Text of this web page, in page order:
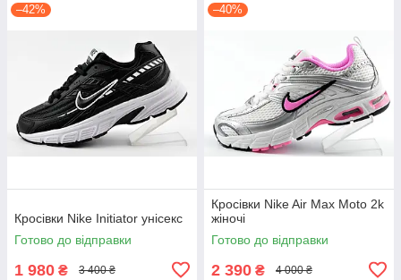
–42%
Кросівки Nike Initiator унісекс
Готово до відправки
1 980 ₴ 3 400 ₴
–40%
Кросівки Nike Air Max Moto 2k
жіночі
Готово до відправки
2 390 ₴ 4 000 ₴